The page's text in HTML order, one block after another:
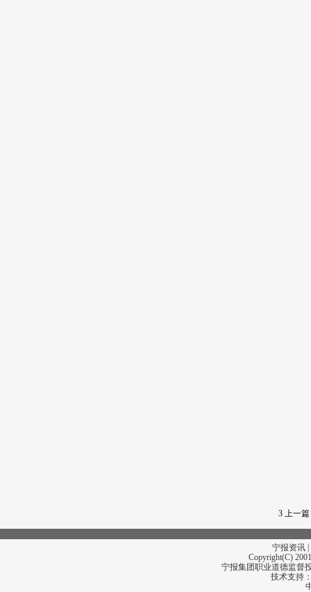
3 上一篇
宁报资讯
Copyright(C)
宁报集团职业道德监督
技术支持